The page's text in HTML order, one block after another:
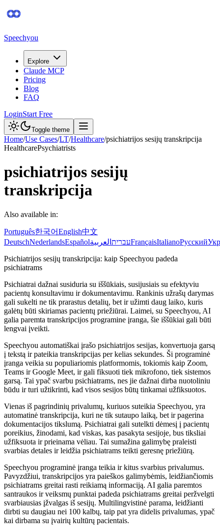
Speechyou
Explore
Claude MCP
Pricing
Blog
FAQ
LoginStart Free
Toggle theme
Home/Use Cases/LT/Healthcare/psichiatrijos sesijų transkripcija
HealthcarePsychiatrists
psichiatrijos sesijų
transkripcija
Also available in:
Português한국어English中文
DeutschNederlandsEspañol עברית العربية FrançaisItalianoРусский
Psichiatrijos sesijų transkripcija: kaip Speechyou padeda
psichiatrams
Psichiatrai dažnai susiduria su iššūkiais, susijusiais su efektyviu
pacientų konsultavimu ir dokumentavimu. Rankinis užrašų darymas
gali sukelti ne tik prarastus detalių, bet ir užimti daug laiko, kuris
galėtų būti skiriamas pacientų priežiūrai. Laimei, su Speechyou, AI
galia paremta transkripcijos programine įranga, šie iššūkiai gali būti
lengvai įveikti.
Speechyou automatiškai įrašo psichiatrijos sesijas, konvertuoja garsą
į tekstą ir pateikia transkripcijas per kelias sekundes. Ši programinė
įranga veikia su populiariomis platformomis, tokiomis kaip Zoom,
Teams ir Google Meet, ir gali fiksuoti tiek mikrofono, tiek sistemos
garsą. Tai ypač svarbu psichiatrams, nes jie dažnai dirba nuotoliniu
būdu ir turi užtikrinti, kad visos sesijos būtų tinkamai užfiksuotos.
Vienas iš pagrindinių privalumų, kuriuos suteikia Speechyou, yra
automatinė transkripcija, kuri ne tik sutaupo laiką, bet ir pagerina
dokumentacijos tikslumą. Psichiatrai gali sutelkti dėmesį į pacientų
poreikius, žinodami, kad viskas, kas pasakyta sesijoje, bus tiksliai
užfiksuota ir prieinama vėliau. Tai sumažina galimybę praleisti
svarbias detales ir leidžia psichiatrams teikti geresnę priežiūrą.
Speechyou programinė įranga teikia ir kitus svarbius privalumus.
Pavyzdžiui, transkripcijos yra paieškos galimybėmis, leidžiančiomis
psichiatrams greitai rasti reikiamą informaciją. AI galia paremtos
santraukos ir veiksmų punktai padeda psichiatrams greitai peržvelgti
svarbiausias įžvalgas iš sesijų. Multilingvistinė parama, leidžianti
dirbti su daugiau nei 100 kalbų, taip pat yra didelis privalumas, ypač
kai dirbama su įvairių kultūrų pacientais.